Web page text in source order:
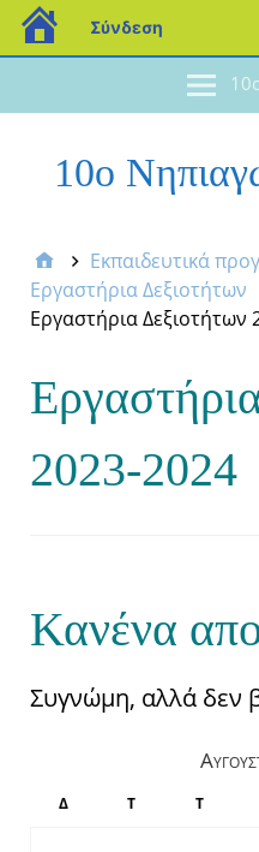
10ο
Εκπαιδευτικά
Εργαστήρια Δεξιοτήτων
Εργαστήρια Δεξιοτήτων
2023-2024
Κανένα
Συγνώμη, αλλά δεν
Δ Τ Τ
Σύνδεση